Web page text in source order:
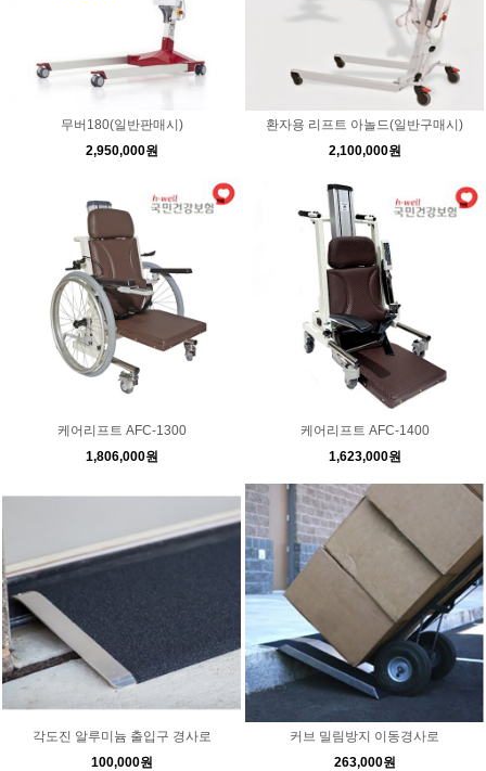
무버180(일반판매시)
2,950,000원
환자용 리프트 아놀드(일반구매시)
2,100,000원
케어리프트 AFC-1300
1,806,000원
케어리프트 AFC-1400
1,623,000원
각도진 알루미늄 출입구 경사로
100,000원
커브 밀림방지 이동경사로
263,000원